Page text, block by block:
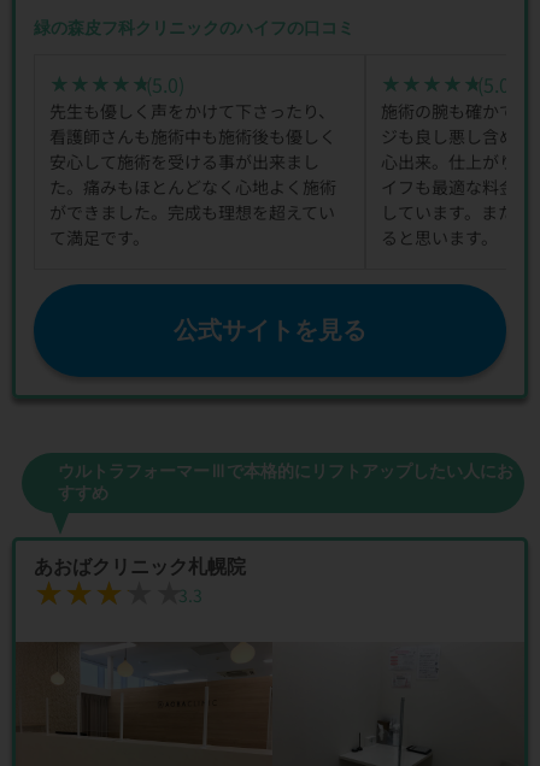
緑の森皮フ科クリニックのハイフの口コミ
★★★★★
★★★★★(5.0)
先生も優しく声をかけて下さったり、
看護師さんも施術中も施術後も優しく
安心して施術を受ける事が出来まし
た。痛みもほとんどなく心地よく施術
ができました。完成も理想を超えてい
て満足です。
★★★★★
★★★★★(5.0)
施術の腕も確かで
ジも良し悪し含め
心出来。仕上がりも
イフも最適な料金
しています。また
ると思います。
公式サイトを見る
ウルトラフォーマーⅢで本格的にリフトアップしたい人にお
すすめ
あおばクリニック札幌院
★★★★★
★★★★★3.3